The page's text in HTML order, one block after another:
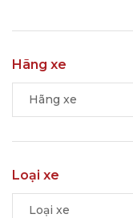
Hãng xe
Hãng xe
Loại xe
Loại xe